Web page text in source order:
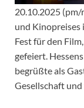
20.10.2025 (pm/
und
Fest für den
gefeiert.
begrüßte als
Gesellschaft